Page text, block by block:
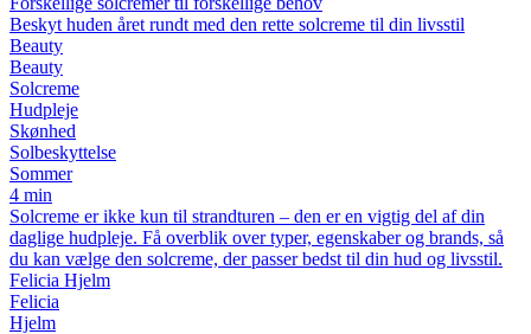
Beskyt huden året rundt med den rette solcreme til din livsstil
Beauty
Beauty
Solcreme
Hudpleje
Skønhed
Solbeskyttelse
Sommer
4 min
Solcreme er ikke kun til strandturen – den er en vigtig del af din
daglige hudpleje. Få overblik over typer, egenskaber og brands, så
du kan vælge den solcreme, der passer bedst til din hud og livsstil.
Felicia Hjelm
Felicia
Hjelm